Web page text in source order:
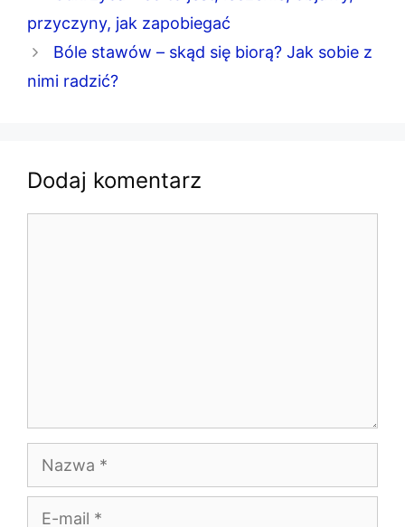
przyczyny, jak zapobiegać
Bóle stawów – skąd się biorą? Jak sobie z
nimi radzić?
Dodaj komentarz